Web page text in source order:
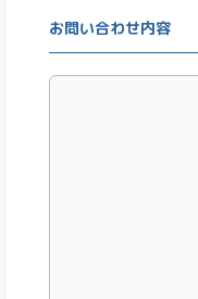
お問い合わせ内容